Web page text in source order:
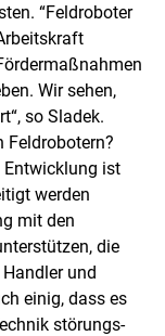
“Feldroboter
Wir sehen,
so Sladek.
Feldrobotern?
Entwicklung ist
werden
mit den
die
und
einig, dass es
störungs-